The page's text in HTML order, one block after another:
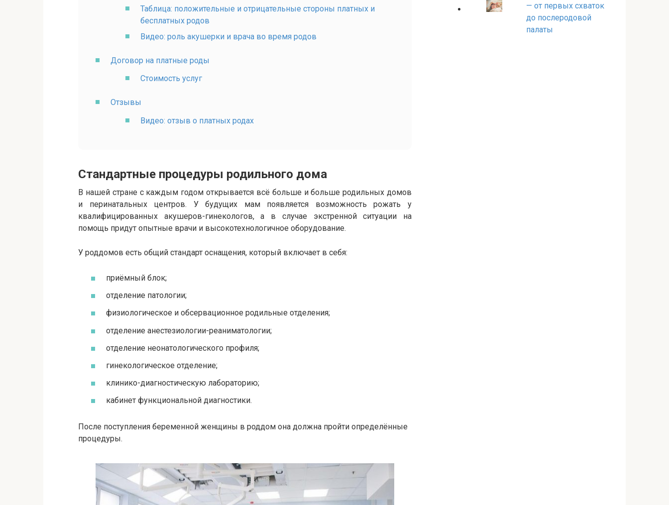
Таблица: положительные и отрицательные стороны платных и
бесплатных родов
Видео: роль акушерки и врача во время родов
Договор на платные роды
Стоимость услуг
Отзывы
Видео: отзыв о платных родах
Стандартные процедуры родильного дома
В нашей стране с каждым годом открывается всё больше и больше родильных домов
и перинатальных центров. У будущих мам появляется возможность рожать у
квалифицированных акушеров-гинекологов, а в случае экстренной ситуации на
помощь придут опытные врачи и высокотехнологичное оборудование.
У роддомов есть общий стандарт оснащения, который включает в себя:
приёмный блок;
отделение патологии;
физиологическое и обсервационное родильные отделения;
отделение анестезиологии-реаниматологии;
отделение неонатологического профиля;
гинекологическое отделение;
клинико-диагностическую лабораторию;
кабинет функциональной диагностики.
После поступления беременной женщины в роддом она должна пройти определённые
процедуры.
— от первых схваток
до послеродовой
палаты